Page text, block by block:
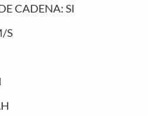
CADENA: SI
S